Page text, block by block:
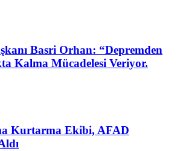
Basri Orhan: “Depremden
Kalma Mücadelesi Veriyor.
Kurtarma Ekibi, AFAD